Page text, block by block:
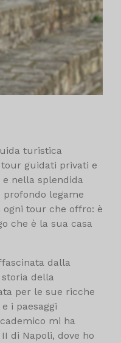
turistica
guidati privati e
nella splendida
profondo legame
tour che offro: è
che è la sua casa
dalla
della
per le sue ricche
i paesaggi
mi ha
di Napoli, dove ho